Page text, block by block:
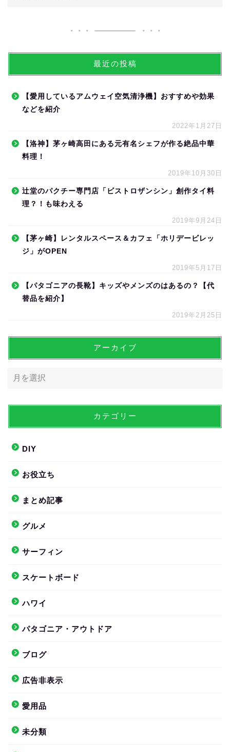
最近の投稿
【愛用しているアムウェイ空気清浄機】おすすめや効果
などを紹介
2022年1月27日
【洛神】茅ヶ崎高田にある元有名シェフが作る絶品中華
料理！
2019年10月30日
辻堂のパクチー専門店「ビストロザンシン」創作タイ料
理？！も味わえる
2019年9月24日
【茅ヶ崎】レンタルスペース＆カフェ「ホリデービレッ
ジ」がOPEN
2019年5月17日
【パタゴニアの長靴】キッズやメンズのはあるの？【代
替品を紹介】
2019年2月25日
アーカイブ
カテゴリー
DIY
お役立ち
まとめ記事
グルメ
サーフィン
スケートボード
ハワイ
パタゴニア・アウトドア
ブログ
広告非表示
愛用品
未分類